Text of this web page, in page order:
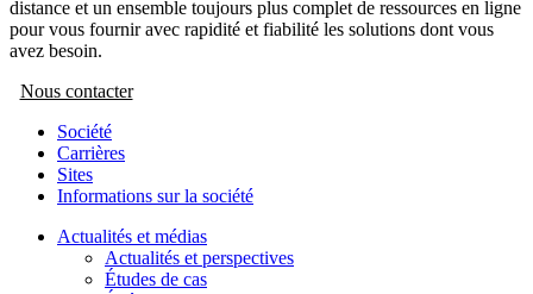
distance et un ensemble toujours plus complet de ressources en ligne
pour vous fournir avec rapidité et fiabilité les solutions dont vous
avez besoin.
Nous contacter
Société
Carrières
Sites
Informations sur la société
Actualités et médias
Actualités et perspectives
Études de cas